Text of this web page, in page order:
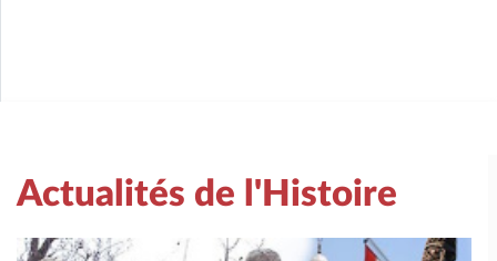
Actualités de l'Histoire